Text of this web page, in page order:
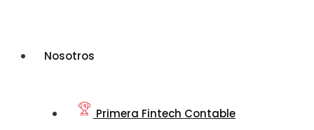
Nosotros
Primera Fintech Contable